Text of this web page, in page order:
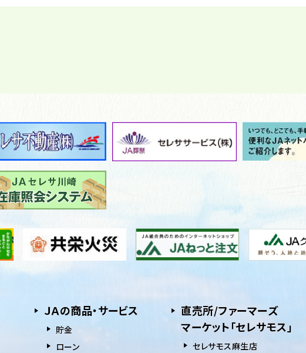
ＪＡの商品・サービス
貯⾦
ローン
直売所/ファーマーズ
マーケット「セレサモス」
セレサモス麻生店